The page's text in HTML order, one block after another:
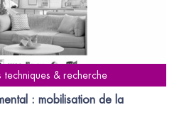
techniques & recherche
: mobilisation de la